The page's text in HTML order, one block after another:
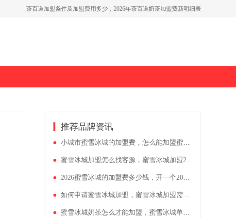
茶百道加盟条件及加盟费用多少，2026年茶百道奶茶加盟费新明细表
推荐品牌资讯
小城市蜜雪冰城的加盟费，怎么能加盟蜜雪冰城店
蜜雪冰城加盟怎么找客源，蜜雪冰城加盟2026价格表
2026蜜雪冰城的加盟费多少钱，开一个20平米奶茶店多少钱
如何申请蜜雪冰城加盟，蜜雪冰城加盟需要多少钱一年
蜜雪冰城奶茶怎么才能加盟，蜜雪冰城单店加盟费用